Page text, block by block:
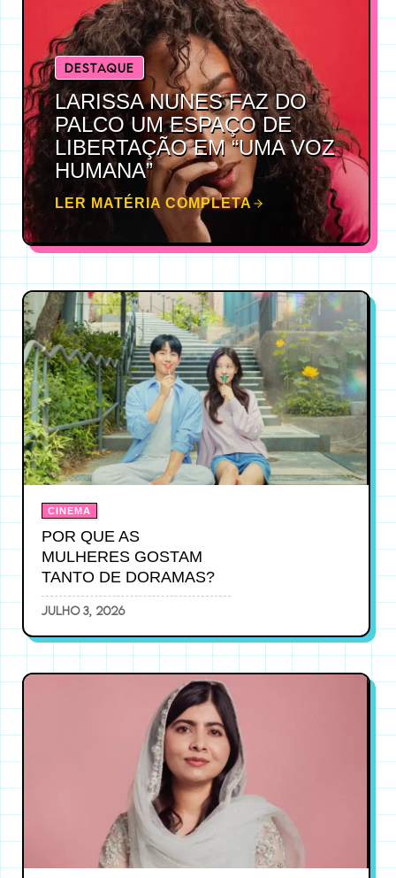
DESTAQUE
LARISSA NUNES FAZ DO
PALCO UM ESPAÇO DE
LIBERTAÇÃO EM “UMA VOZ
HUMANA”
LER MATÉRIA COMPLETA
CINEMA
POR QUE AS
MULHERES GOSTAM
TANTO DE DORAMAS?
julho 3, 2026